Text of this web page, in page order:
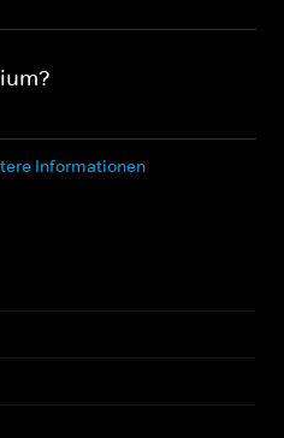
Informationen